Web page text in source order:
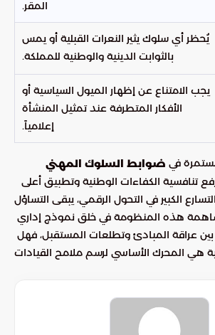
المقر.
يُحظر أي سلوك يثير النعرات القبلية أو يمس
بالثوابت الدينية والوطنية للمملكة.
يجب الامتناع عن إظهار الميول السياسية أو
الأفكار المتطرفة عند تمثيل المنشأة
إعلامياً.
في ضوابط السلوك المهني
تنافسية الكفاءات الوطنية وتطبيق أعلى
الكبير في التحول الرقمي، يبقى التساؤل
هذه المنظومة في خلق نموذج إداري
عراقة المبادئ وتطلعات المستقبل، فهل
هي المحرك الأساسي لرسم ملامح القيادات